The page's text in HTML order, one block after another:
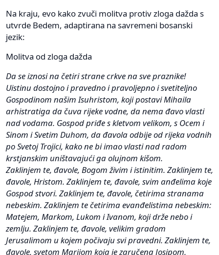
Na kraju, evo kako zvuči molitva protiv zloga dažda s
utvrde Bedem, adaptirana na savremeni bosanski
jezik:
Molitva od zloga dažda
Da se iznosi na četiri strane crkve na sve praznike!
Uistinu dostojno i pravedno i pravoljepno i svetiteljno
Gospodinom našim Isuhristom, koji postavi Mihaila
arhistratiga da čuva rijeke vodne, da nema đavo vlasti
nad vodama. Gospod priđe s kletvom velikom, s Ocem i
Sinom i Svetim Duhom, da đavola odbije od rijeka vodnih
po Svetoj Trojici, kako ne bi imao vlasti nad radom
krstjanskim uništavajući ga olujnom kišom.
Zaklinjem te, đavole, Bogom živim i istinitim. Zaklinjem te,
đavole, Hristom. Zaklinjem te, đavole, svim anđelima koje
Gospod stvori. Zaklinjem te, đavole, četirima stranama
nebeskim. Zaklinjem te četirima evanđelistima nebeskim:
Matejem, Markom, Lukom i Ivanom, koji drže nebo i
zemlju. Zaklinjem te, đavole, velikim gradom
Jerusalimom u kojem počivaju svi pravedni. Zaklinjem te,
đavole, svetom Marijom koja je zaručena Josipom.